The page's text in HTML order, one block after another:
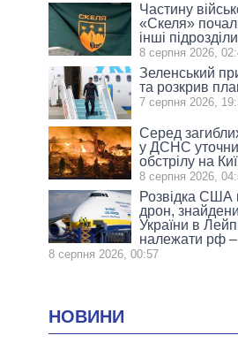
Частину
«Скеля»
інші
8 серпня 2026,
Зеленський
та розкрив
7 серпня 2026,
Серед
у ДСНС
обстрілу на
8 серпня 2026,
Розвідка США
дрон,
України в
належати рф
8 серпня 2026, 00:57
НОВИНИ